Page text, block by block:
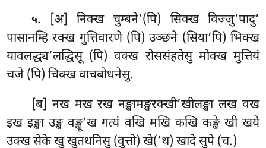
५. [अ] निक्ख चुम्बने’(पि) सिक्ख विज्जु’पादु’
पासानम्हि रक्ख गुत्तिवारणे (पि) उञ्छने (सिया’पि) भिक्ख
यावलद्ध्य’लद्धिसू (पि) वक्ख रोससंहतेसु मोक्ख मुत्तियं
चजे (पि) चिक्ख वाचबोधनेसु.
[ब] नख मख रख नङ्खामङ्खरक्खी’खीलङ्खा लख वख
इख इङ्खा उङ्ख वङ्खू’ख गत्यं वखि मखि कखि कङ्खे खी खये
उक्ख सेके खु खुतधनिसु (वुत्तो) खे(’थ) खादे सुपे (च.)